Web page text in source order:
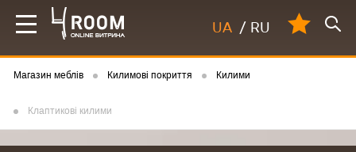
UA / RU
Магазин меблів Килимові покриття Килими
Клаптикові килими